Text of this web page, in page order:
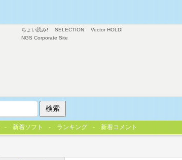
ちょい読み! SELECTION
Vector HOLDI
NGS Corporate Site
新着ソフト ランキング 新着コメント